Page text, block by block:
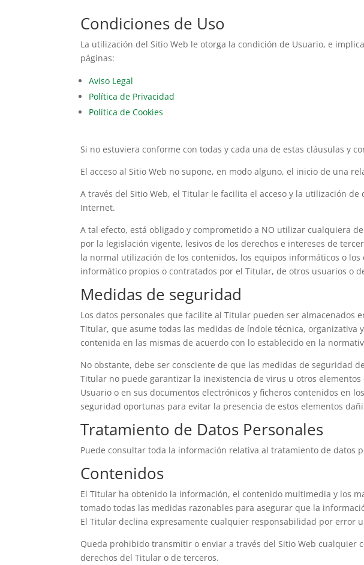
Condiciones de Uso
La utilización del Sitio Web le otorga la condición de Usuario, e
páginas:
Aviso Legal
Política de Privacidad
Política de Cookies
Si no estuviera conforme con todas y cada una de estas cláusulas y
El acceso al Sitio Web no supone, en modo alguno, el inicio de una
A través del Sitio Web, el Titular le facilita el acceso y la utilización
Internet.
A tal efecto, está obligado y comprometido a NO utilizar cualquiera
por la legislación vigente, lesivos de los derechos e intereses de
la normal utilización de los contenidos, los equipos informáticos o
informático propios o contratados por el Titular, de otros usuarios o
Medidas de seguridad
Los datos personales que facilite al Titular pueden ser almacenados
Titular, que asume todas las medidas de índole técnica,
contenida en las mismas de acuerdo con lo establecido en la
No obstante, debe ser consciente de que las medidas de seguridad
Titular no puede garantizar la inexistencia de virus u otros
Usuario o en sus documentos electrónicos y ficheros contenidos en
seguridad oportunas para evitar la presencia de estos elementos
Tratamiento de Datos Personales
Puede consultar toda la información relativa al tratamiento de datos
Contenidos
El Titular ha obtenido la información, el contenido multimedia y los
tomado todas las medidas razonables para asegurar que la
El Titular declina expresamente cualquier responsabilidad por error
Queda prohibido transmitir o enviar a través del Sitio Web cualquier
derechos del Titular o de terceros.